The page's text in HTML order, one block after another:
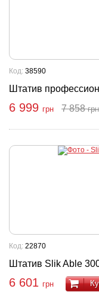
Штатив
Код: 38590
6 999 грн 7 858грн
Штатив Slik Able
Код: 22870
6 601 грн